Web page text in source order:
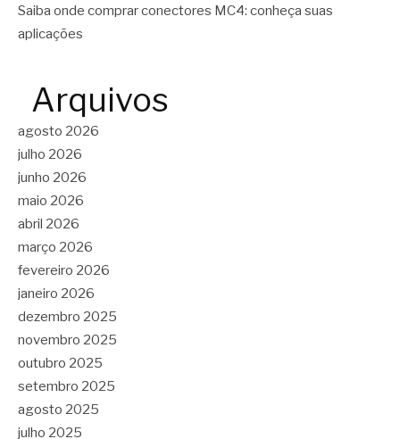
Saiba onde comprar conectores MC4: conheça suas
aplicações
Arquivos
agosto 2026
julho 2026
junho 2026
maio 2026
abril 2026
março 2026
fevereiro 2026
janeiro 2026
dezembro 2025
novembro 2025
outubro 2025
setembro 2025
agosto 2025
julho 2025